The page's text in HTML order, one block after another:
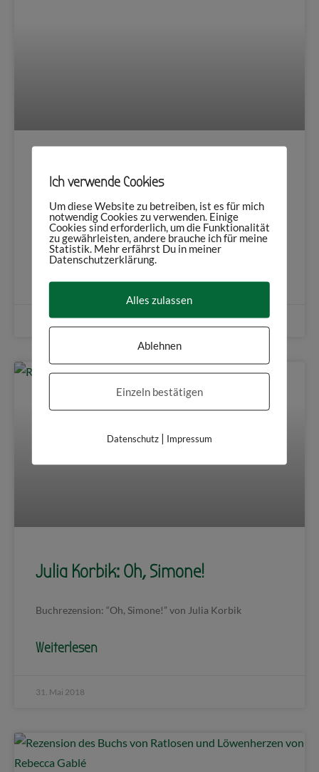
Vampir & Werwolf: Mythos, Glaube,
Geschichte
Vampir und Werwolf historisch betrachtet.
31. Oktober 2018
Julia Korbik: Oh, Simone!
Buchrezension: “Oh, Simone!” von Julia Korbik
Weiterlesen
31. Mai 2018
Ich verwende Cookies
Um diese Website zu betreiben, ist es für mich
notwendig Cookies zu verwenden. Einige
Cookies sind erforderlich, um die Funktionalität
zu gewährleisten, andere brauche ich für meine
Statistik. Mehr erfährst Du in meiner
Datenschutzerklärung.
Alles zulassen
Ablehnen
Einzeln bestätigen
Datenschutz| Impressum